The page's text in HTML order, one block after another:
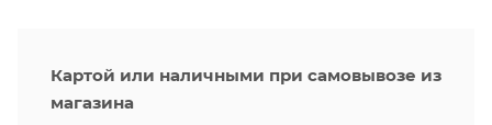
Картой или наличными при самовывозе из
магазина